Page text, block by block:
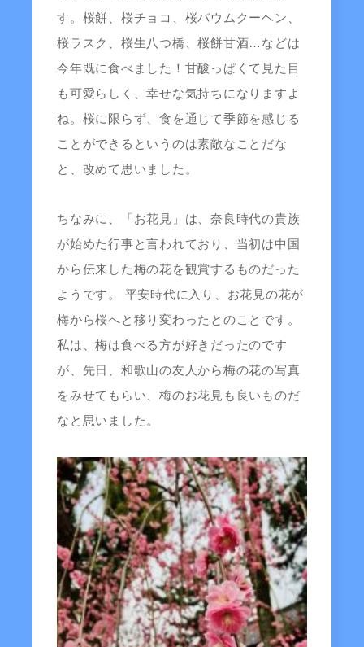
す。桜餅、桜チョコ、桜バウムクーヘン、
桜ラスク、桜生八つ橋、桜餅甘酒…などは
今年既に食べました！甘酸っぱくて見た目
も可愛らしく、幸せな気持ちになりますよ
ね。桜に限らず、食を通じて季節を感じる
ことができるというのは素敵なことだな
と、改めて思いました。
ちなみに、「お花見」は、奈良時代の貴族
が始めた行事と言われており、当初は中国
から伝来した梅の花を観賞するものだった
ようです。 平安時代に入り、お花見の花が
梅から桜へと移り変わったとのことです。
私は、梅は食べる方が好きだったのです
が、先日、和歌山の友人から梅の花の写真
をみせてもらい、梅のお花見も良いものだ
なと思いました。